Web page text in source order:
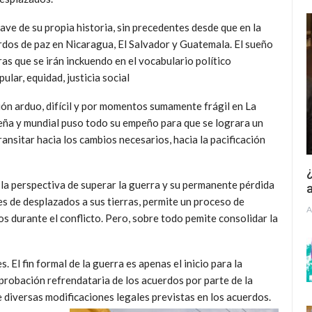
de su propia historia, sin precedentes desde que en la
de paz en Nicaragua, El Salvador y Guatemala. El sueño
que se irán inckuendo en el vocabulario político
equidad, justicia social
arduo, difícil y por momentos sumamente frágil en La
y mundial puso todo su empeño para que se lograra un
hacia los cambios necesarios, hacia la pacificación
perspectiva de superar la guerra y su permanente pérdida
de desplazados a sus tierras, permite un proceso de
durante el conflicto. Pero, sobre todo pemite consolidar la
El fin formal de la guerra es apenas el inicio para la
refrendataria de los acuerdos por parte de la
modificaciones legales previstas en los acuerdos.